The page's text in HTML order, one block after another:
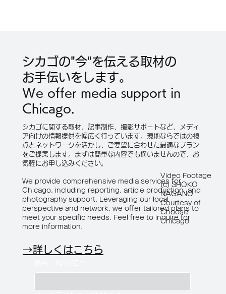
シカゴの"今"を伝える取材の
お手伝いをします。
We offer media support in
Chicago.
シカゴに関する取材、記事制作、撮影サポートなど、メディ
ア向けの情報提供を幅広く行っています。現地ならではの視
点とネットワークを活かし、ご要望に合わせた最適なプラン
をご提案します。まずは簡単な内容でも構いませんので、お
気軽にお申し込みください。
We provide comprehensive media services for
Chicago, including reporting, article production, and
photography support. Leveraging our local
perspective and network, we offer tailored plans to
meet your specific needs. Feel free to inquire for
more information.
→詳しくはこちら
Video Footage
(c) SHOKO
NAGANO
Courtesy of
Choose
Chicago